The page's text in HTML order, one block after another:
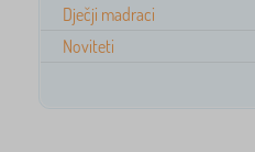
Dječji madraci
Noviteti